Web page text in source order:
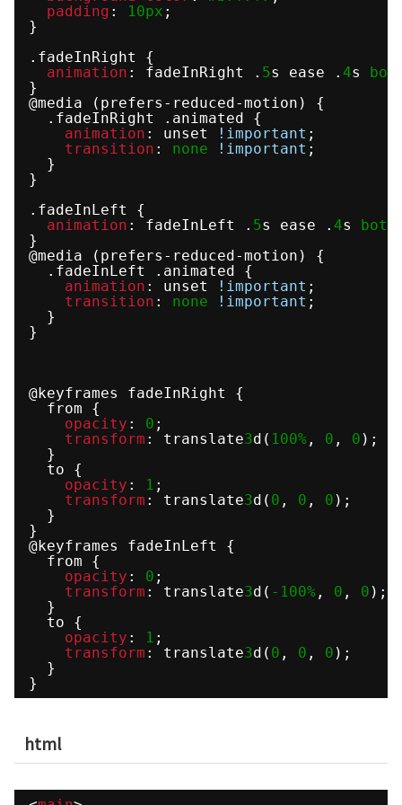
padding : 10px ;
}
.fadeInRight {
animation : fadeInRight . 5s ease . 4s
}
@media (prefers-reduced-motion) {
.fadeInRight .animated {
animation : unset !important ;
transition : none !important ;
}
}
.fadeInLeft {
animation : fadeInLeft . 5s ease . 4s both
}
@media (prefers-reduced-motion) {
.fadeInLeft .animated {
animation : unset !important ;
transition : none !important ;
}
}
@keyframes fadeInRight {
from {
opacity : 0 ;
transform : translate3d( 100% , 0 , 0 );
}
to {
opacity : 1 ;
transform : translate3d( 0 , 0 , 0 );
}
}
@keyframes fadeInLeft {
from {
opacity : 0 ;
transform : translate3d( -100% , 0 , 0 );
}
to {
opacity : 1 ;
transform : translate3d( 0 , 0 , 0 );
}
}
html